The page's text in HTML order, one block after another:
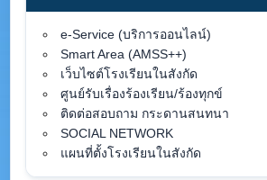
e-Service (บริการออนไลน์)
Smart Area (AMSS++)
เว็บไซต์โรงเรียนในสังกัด
ศูนย์รับเรื่องร้องเรียน/ร้องทุกข์
ติดต่อสอบถาม กระดานสนทนา
SOCIAL NETWORK
แผนที่ตั้งโรงเรียนในสังกัด